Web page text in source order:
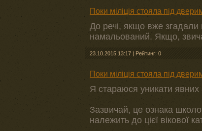
Поки міліція стояла під
До речі, якщо вже згадали
намальований. Якщо,
23.10.2015 13:17 | Рейтинг: 0
Поки міліція стояла під
Я стараюся уникати
Зазвичай, це ознака
належить до цієї вікової